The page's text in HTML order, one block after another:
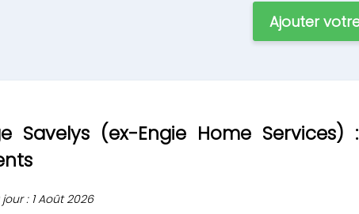
Ajouter
Savelys (ex-Engie Home
: 1 Août 2026